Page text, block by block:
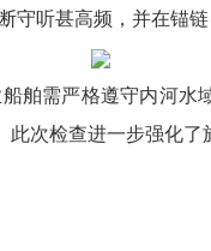
听甚高频，并在锚链
舶需严格遵守内河水
次检查进一步强化